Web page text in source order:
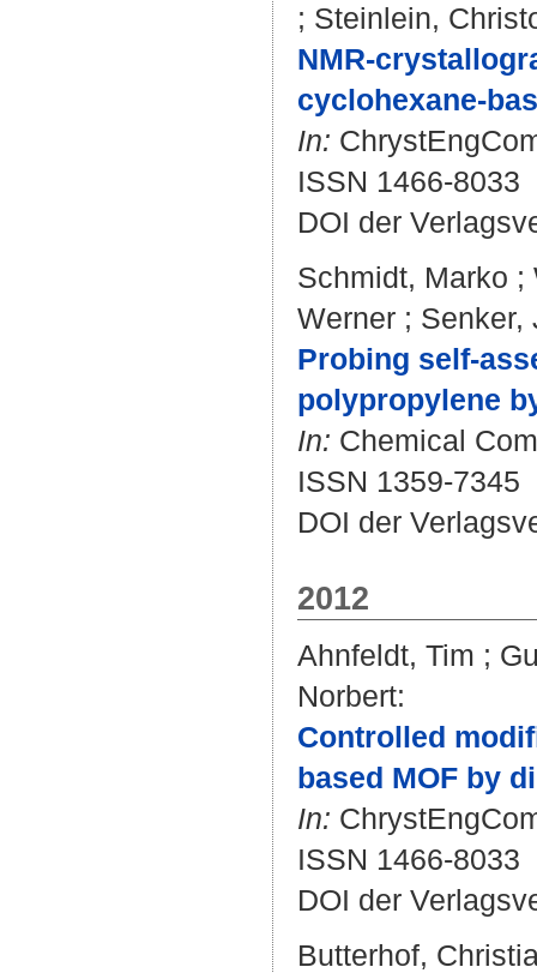
; Steinlein,
NMR-
cyclohexane-
In:
ISSN 1466-8033
DOI der
Schmidt, Marko ;
Werner ; Senker,
Probing self-
polypropylene
In: Chemical
ISSN 1359-7345
DOI der
2012
Ahnfeldt, Tim ;
Norbert:
Controlled
based MOF by
In:
ISSN 1466-8033
DOI der
Butterhof,